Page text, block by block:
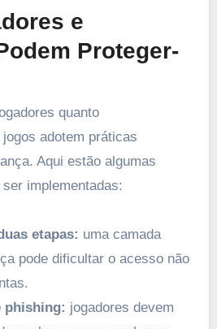
e
Proteger-
quanto
adotem práticas
Aqui estão algumas
implementadas:
etapas: uma camada
pode dificultar o acesso não
phishing: jogadores devem